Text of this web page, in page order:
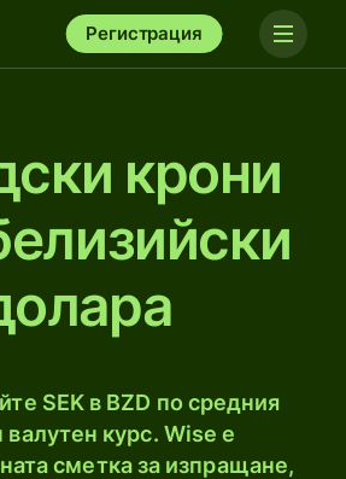
Регистрация
крони
SEK в BZD по средния
валутен курс. Wise е
сметка за изпращане,